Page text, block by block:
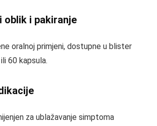
oblik i pakiranje
oralnoj primjeni, dostupne u blister
60 kapsula.
za ublažavanje simptoma